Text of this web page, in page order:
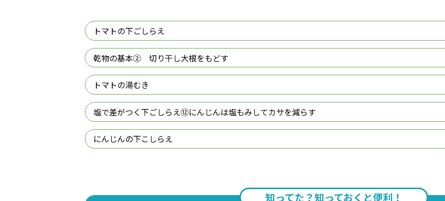
トマトの下ごしらえ
乾物の基本② 切り干し大根をもどす
トマトの湯むき
塩で差がつく下ごしらえ⑫にんじんは塩もみしてカサを減らす
にんじんの下こしらえ
知ってた？知っておくと便利！